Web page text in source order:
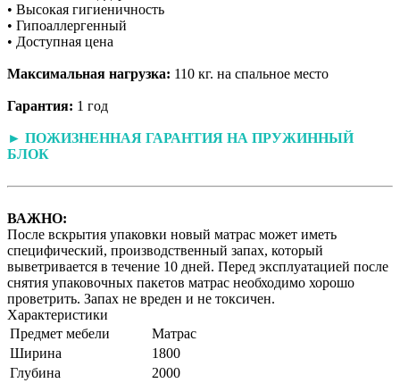
• Высокая гигиеничность
• Гипоаллергенный
• Доступная цена
Максимальная нагрузка: 110 кг. на спальное место
Гарантия: 1 год
► ПОЖИЗНЕННАЯ ГАРАНТИЯ НА ПРУЖИННЫЙ
БЛОК
ВАЖНО:
После вскрытия упаковки новый матрас может иметь
специфический, производственный запах, который
выветривается в течение 10 дней. Перед эксплуатацией после
снятия упаковочных пакетов матрас необходимо хорошо
проветрить. Запах не вреден и не токсичен.
Характеристики
Предмет мебели
Матрас
Ширина
1800
Глубина
2000